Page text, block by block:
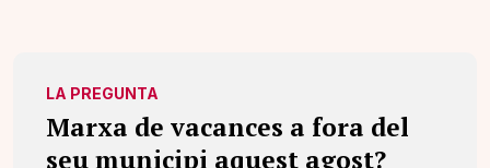
LA PREGUNTA
Marxa de vacances a fora del
seu municipi aquest agost?